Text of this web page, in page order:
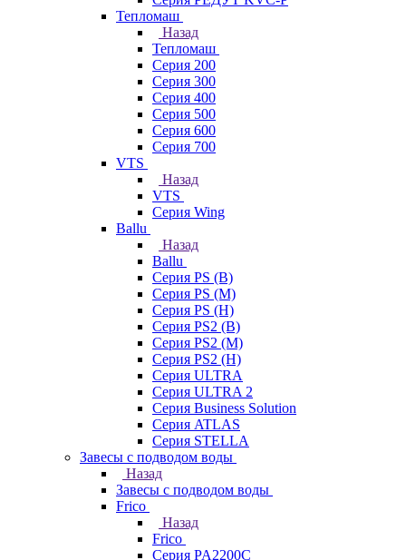
Тепломаш
Назад
Тепломаш
Серия 200
Серия 300
Серия 400
Серия 500
Серия 600
Серия 700
VTS
Назад
VTS
Серия Wing
Ballu
Назад
Ballu
Серия PS (B)
Серия PS (M)
Серия PS (H)
Серия PS2 (B)
Серия PS2 (M)
Серия PS2 (H)
Серия ULTRA
Серия ULTRA 2
Серия Business Solution
Серия ATLAS
Серия STELLA
Завесы с подводом воды
Назад
Завесы с подводом воды
Frico
Назад
Frico
Серия PA2200C